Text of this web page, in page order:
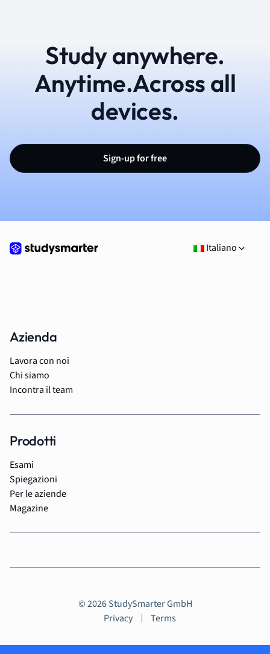
Study anywhere.
Anytime.Across all
devices.
Sign-up for free
Italiano
Azienda
Lavora con noi
Chi siamo
Incontra il team
Prodotti
Esami
Spiegazioni
Per le aziende
Magazine
© 2026 StudySmarter GmbH
Privacy
Terms